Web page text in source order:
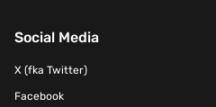
Social Media
X (fka Twitter)
Facebook